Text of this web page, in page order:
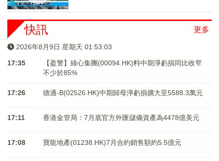
更多
快訊
2026年8月9日 星期天 01:53:03
17:35
【盈警】綠心集團(00094.HK)料中期淨虧損同比收窄
不少於85%
17:26 德適-B(02526.HK)中期歸母淨虧損擴大至5588.3萬元
17:11 香港金管局：7月底官方外匯儲備資產為4478億美元
17:08 寶龍地產(01238.HK)7月合約銷售額約5.5億元